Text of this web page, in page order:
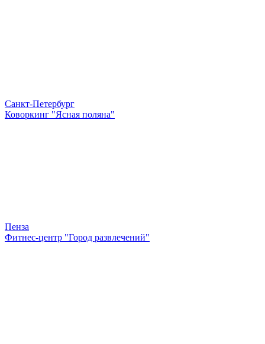
Санкт-Петербург
Коворкинг "Ясная поляна"
Пенза
Фитнес-центр "Город развлечений"